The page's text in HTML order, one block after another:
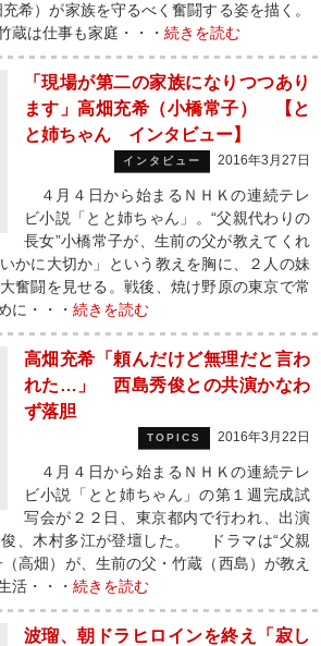
希）が家族を守るべく奮闘する姿を描く。
蔵は仕事も家庭・・・ 続きを読む
「現場が第二の家族になりつつあり
ます」高畑充希（小橋常子） 【と
と姉ちゃん インタビュー】
インタビュー 2016年3月27日
４月４日から始まるＮＨＫの連続テレ
ビ小説「とと姉ちゃん」。“父親代わりの
長女”小橋常子が、生前の父が教えてくれ
かに大切か」という教えを胸に、２人の妹
奮闘を見せる。戦後、焼け野原の東京で常
に・・・ 続きを読む
高畑充希「頼んだけど無理だと言わ
れた…」 西島秀俊との共演かなわ
ず落胆
TOPICS 2016年3月22日
４月４日から始まるＮＨＫの連続テレ
ビ小説「とと姉ちゃん」の第１週完成試
写会が２２日、東京都内で行われ、出演
、木村多江が登壇した。 ドラマは“父親
高畑）が、生前の父・竹蔵（西島）が教え
活・・・ 続きを読む
波瑠、朝ドラヒロインを終え「寂し